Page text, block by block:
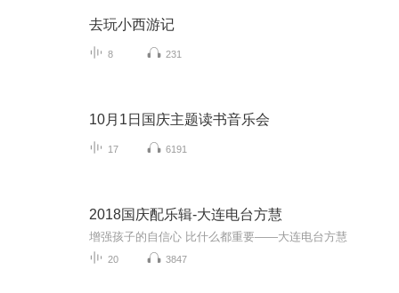
去玩小西游记
8 231
10月1日国庆主题读书音乐会
17 6191
2018国庆配乐辑-大连电台方慧
增强孩子的自信心 比什么都重要——大连电台方慧
20 3847